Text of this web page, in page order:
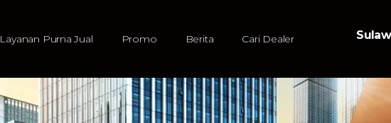
Layanan Purna Jual Promo Berita Cari Dealer